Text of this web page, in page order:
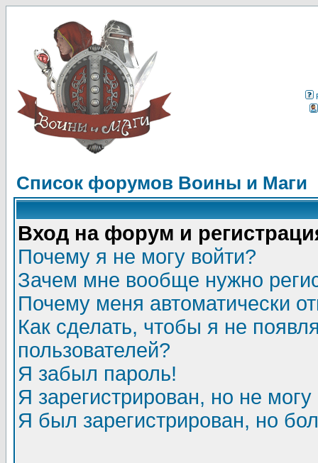
Список форумов Воины и Маги
Вход на форум и
Почему я не могу войти?
Зачем мне вообще нужно
Почему меня автоматически
Как сделать, чтобы я не
пользователей?
Я забыл пароль!
Я зарегистрирован, но не могу
Я был зарегистрирован, но